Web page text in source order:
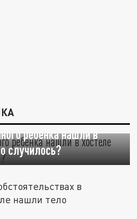
ребенка нашли в
случилось?
в
нашли тело